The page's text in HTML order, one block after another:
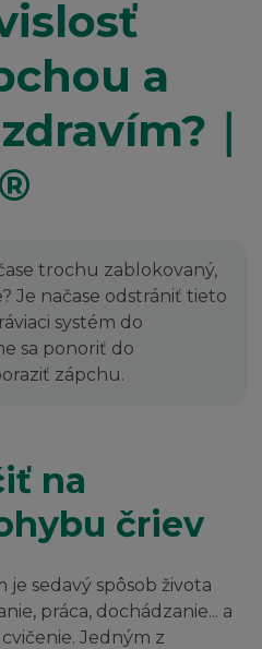
a
｜
trochu zablokovaný,
Je načase odstrániť tieto
systém do
sa ponoriť do
zápchu.
na
čriev
je sedavý spôsob života
práca, dochádzanie... a
Jedným z